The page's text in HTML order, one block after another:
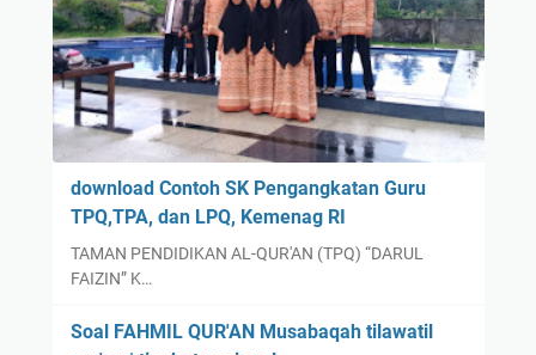
download Contoh SK Pengangkatan Guru
TPQ,TPA, dan LPQ, Kemenag RI
TAMAN PENDIDIKAN AL-QUR'AN (TPQ) “DARUL
FAIZIN” K…
Soal FAHMIL QUR'AN Musabaqah tilawatil